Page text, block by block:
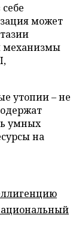
может
механизмы
утопии – не
умных
на